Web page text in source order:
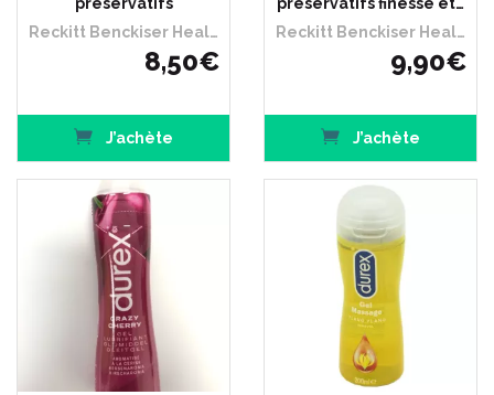
Reckitt Benckiser Healthcare France
8,50€
J’achète
Reckitt Benckiser Healthcare France
9,90€
J’achète